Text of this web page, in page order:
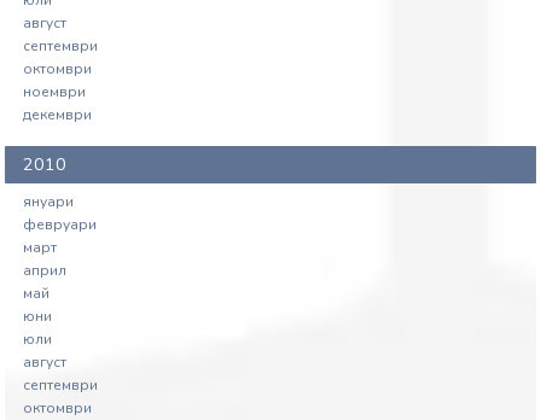
август
септември
октомври
ноември
декември
2010
януари
февруари
март
април
май
юни
юли
август
септември
октомври